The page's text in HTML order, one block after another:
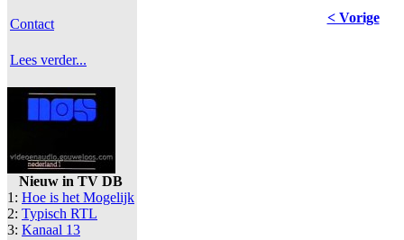
Contact
Lees verder...
Nieuw in TV DB
1: Hoe is het Mogelijk
2: Typisch RTL
3: Kanaal 13
< Vorige